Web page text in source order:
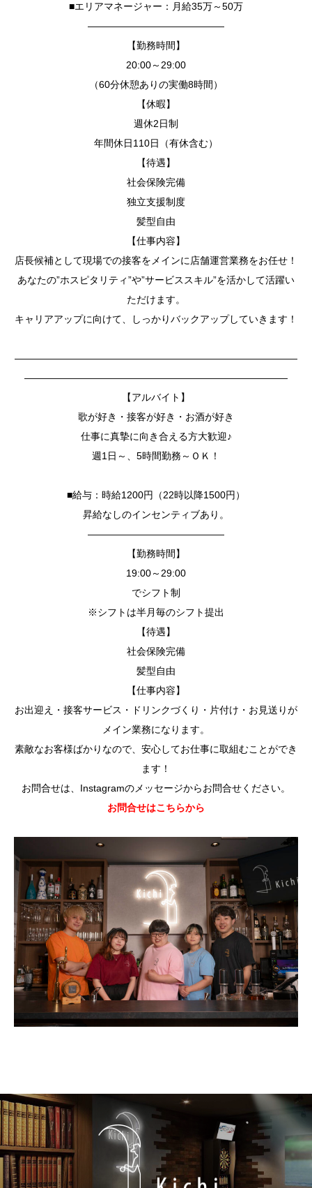
■エリアマネージャー：月給35万～50万
——————————————
【勤務時間】
20:00～29:00
（60分休憩ありの実働8時間）
【休暇】
週休2日制
年間休日110日（有休含む）
【待遇】
社会保険完備
独立支援制度
髪型自由
【仕事内容】
店長候補として現場での接客をメインに店舗運営業務をお任せ！
あなたの”ホスピタリティ”や”サービススキル”を活かして活躍い
ただけます。
キャリアアップに向けて、しっかりバックアップしていきます！
—————————————————————————————
———————————————————————————
【アルバイト】
歌が好き・接客が好き・お酒が好き
仕事に真摯に向き合える方大歓迎♪
週1日～、5時間勤務～ＯＫ！
■給与：時給1200円（22時以降1500円）
昇給なしのインセンティブあり。
——————————————
【勤務時間】
19:00～29:00
でシフト制
※シフトは半月毎のシフト提出
【待遇】
社会保険完備
髪型自由
【仕事内容】
お出迎え・接客サービス・ドリンクづくり・片付け・お見送りが
メイン業務になります。
素敵なお客様ばかりなので、安心してお仕事に取組むことができ
ます！
お問合せは、Instagramのメッセージからお問合せください。
お問合せはこちらから